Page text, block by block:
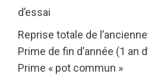
d’essai
Reprise totale de
Prime de fin d’année (1 an
Prime « pot commun »